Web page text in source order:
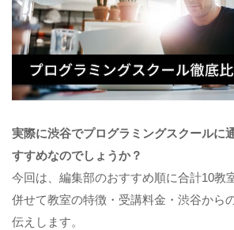
実際に渋谷でプログラミングスクールに
すすめなのでしょうか？
今回は、編集部のおすすめ順に合計10教
併せて教室の特徴・受講料金・渋谷から
伝えします。